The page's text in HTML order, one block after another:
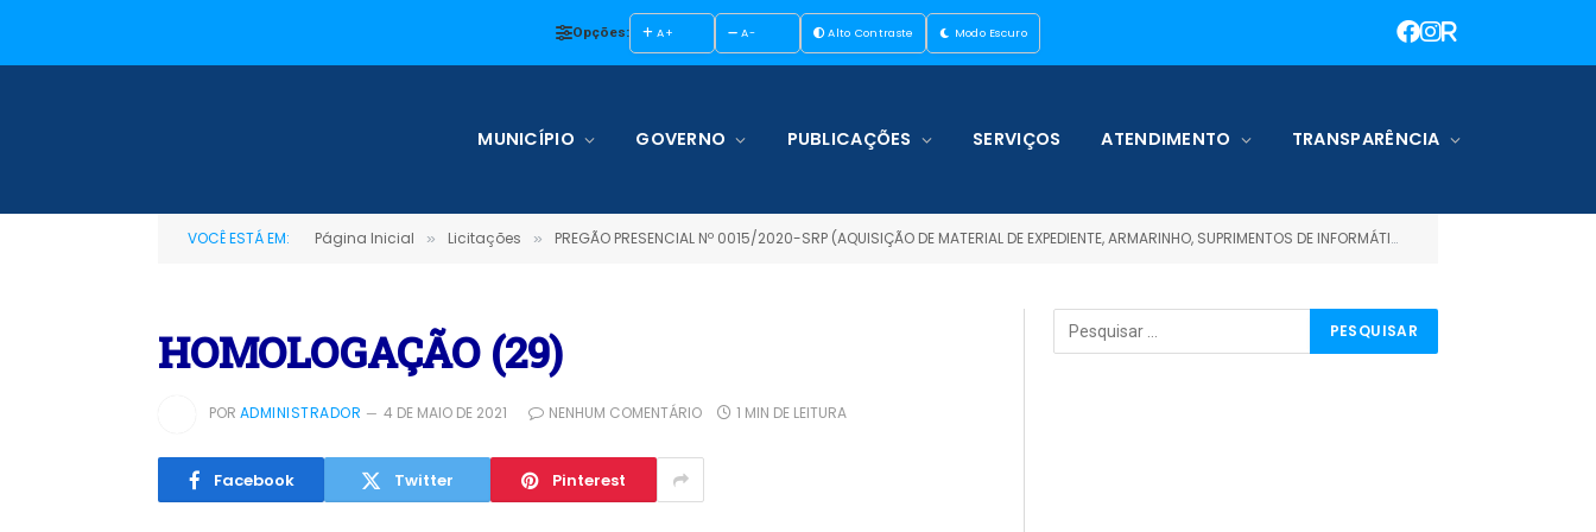
Opções: A+ A- Alto Contraste Modo Escuro
MUNICÍPIO GOVERNO PUBLICAÇÕES SERVIÇOS ATENDIMENTO TRANSPARÊNCIA
VOCÊ ESTÁ EM: Página Inicial » Licitações » PREGÃO PRESENCIAL Nº 0015/2020-SRP (AQUISIÇÃO DE MATERIAL DE EXPEDIENTE, ARMARINHO, SUPRIMENTOS DE INFORMÁTICA EDIDÁTICO)
HOMOLOGAÇÃO (29)
POR ADMINISTRADOR 4 DE MAIO DE 2021 NENHUM COMENTÁRIO 1 MIN DE LEITURA
Facebook Twitter Pinterest